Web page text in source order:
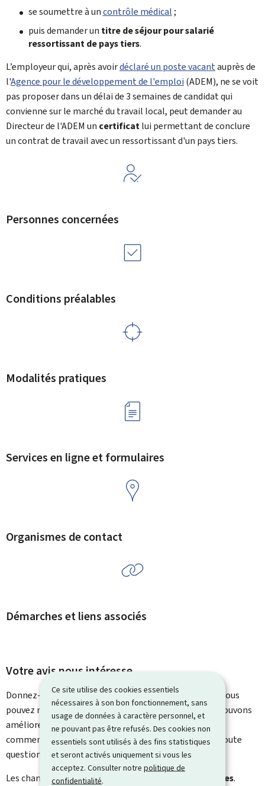
Ce site utilise des cookies essentiels
nécessaires à son bon fonctionnement, sans
usage de données à caractère personnel, et
ne pouvant pas être refusés. Des cookies non
essentiels sont utilisés à des fins statistiques
et seront activés uniquement si vous les
acceptez. Consulter notrepolitique de
confidentialité.
se soumettre à uncontrôle médical;
puis demander un titre de séjour pour salarié
ressortissant de pays tiers.
L’employeur qui, après avoirdéclaré un poste vacantauprès de
l'Agence pour le développement de l'emploi (ADEM), ne se voit
pas proposer dans un délai de 3 semaines de candidat qui
convienne sur le marché du travail local, peut demander au
Directeur de l'ADEM un certificatlui permettant de conclure
un contrat de travail avec un ressortissant d'un pays tiers.
Personnes concernées
Conditions préalables
Modalités pratiques
Services en ligne et formulaires
Organismes de contact
Démarches et liens associés
Votre avis nous intéresse
Donnez-nous votre avis sur le contenu de cette page. Vous
pouvez nous laisser un commentaire sur ce que nous pouvons
améliorer. Vous ne recevrez pas de réponse à votre
commentaire. Utilisez le formulaire de contact pour toute
question particulière.
Les champs marqués d’une étoile (
obligatoires.